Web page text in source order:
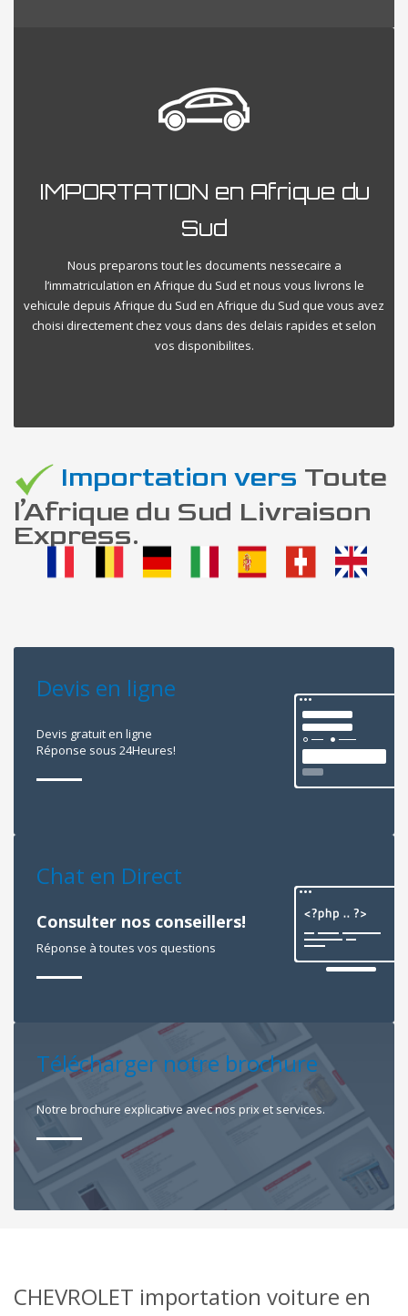
IMPORTATION en Afrique du
Sud
Nous preparons tout les documents nessecaire a
l’immatriculation en Afrique du Sud et nous vous livrons le
vehicule depuis Afrique du Sud en Afrique du Sud que vous avez
choisi directement chez vous dans des delais rapides et selon
vos disponibilites.
Importation vers Toute
l’Afrique du Sud Livraison
Express.
Devis en ligne
Devis gratuit en ligne
Réponse sous 24Heures!
Chat en Direct
Consulter nos conseillers!
Réponse à toutes vos questions
Télécharger notre brochure
Notre brochure explicative avec nos prix et services.
CHEVROLET importation voiture en